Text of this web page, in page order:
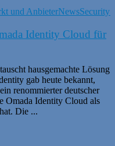
und AnbieterNewsSecurity
Identity Cloud für
hausgemachte Lösung
gab heute bekannt,
renommierter deutscher
Omada Identity Cloud als
Die ...